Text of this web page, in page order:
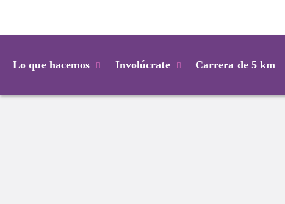
Lo que hacemos Involúcrate Carrera de 5 km